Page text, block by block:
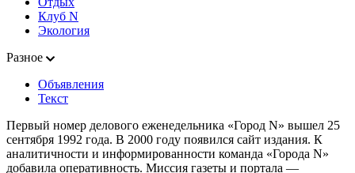
Клуб N
Экология
Разное
Объявления
Текст
Первый номер делового еженедельника «Город N» вышел 25
сентября 1992 года. В 2000 году появился сайт издания. К
аналитичности и информированности команда «Города N»
добавила оперативность. Миссия газеты и портала —